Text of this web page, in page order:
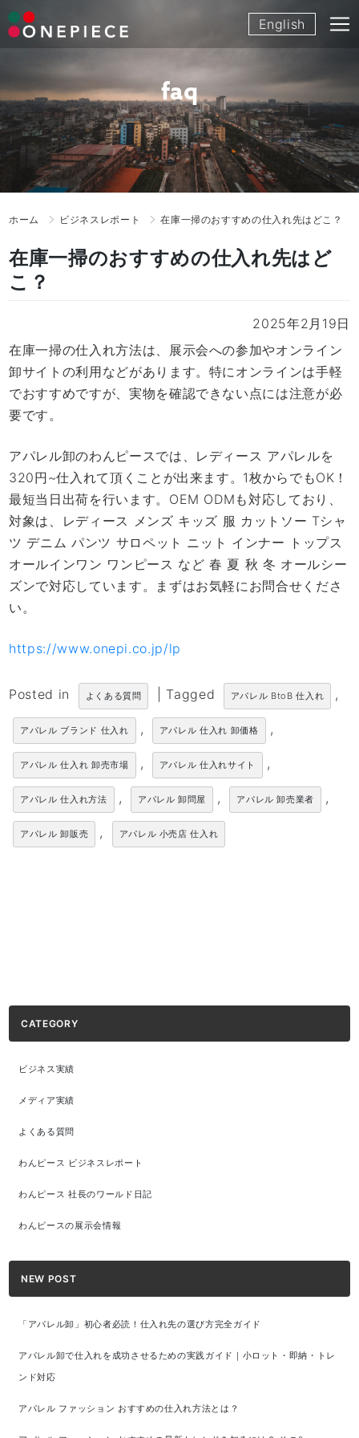
Skip
to
English
faq
ホーム ビジネスレポート 在庫一掃のおすすめの仕入れ先はどこ？
在庫一掃のおすすめの仕入れ先はど
こ？
2025年2月19日
在庫一掃の仕入れ方法は、展示会への参加やオンライン
卸サイトの利用などがあります。特にオンラインは手軽
でおすすめですが、実物を確認できない点には注意が必
要です。
アパレル卸のわんピースでは、レディース アパレルを
320円~仕入れて頂くことが出来ます。1枚からでもOK！
最短当日出荷を行います。OEM ODMも対応しており、
対象は、レディース メンズ キッズ 服 カットソー Tシャ
ツ デニム パンツ サロペット ニット インナー トップス
オールインワン ワンピース など 春 夏 秋 冬 オールシー
ズンで対応しています。まずはお気軽にお問合せくださ
い。
https://www.onepi.co.jp/lp
Posted in よくある質問 Tagged アパレル BtoB 仕入れ ,
アパレル ブランド 仕入れ , アパレル 仕入れ 卸価格 ,
アパレル 仕入れ 卸売市場 , アパレル 仕入れサイト ,
アパレル 仕入れ方法 , アパレル 卸問屋 , アパレル 卸売業者 ,
アパレル 卸販売 , アパレル 小売店 仕入れ
CATEGORY
ビジネス実績
メディア実績
よくある質問
わんピース ビジネスレポート
わんピース 社長のワールド日記
わんピースの展示会情報
NEW POST
「アパレル卸」初心者必読！仕入れ先の選び方完全ガイド
アパレル卸で仕入れを成功させるための実践ガイド｜小ロット・即納・トレ
ンド対応
アパレル ファッション おすすめの仕入れ方法とは？